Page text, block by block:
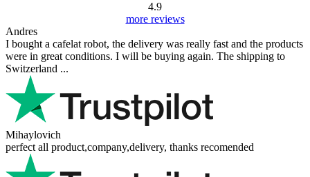
4.9
more reviews
Andres
I bought a cafelat robot, the delivery was really fast and the products
were in great conditions. I will be buying again. The shipping to
Switzerland ...
Mihaylovich
perfect all product,company,delivery, thanks recomended